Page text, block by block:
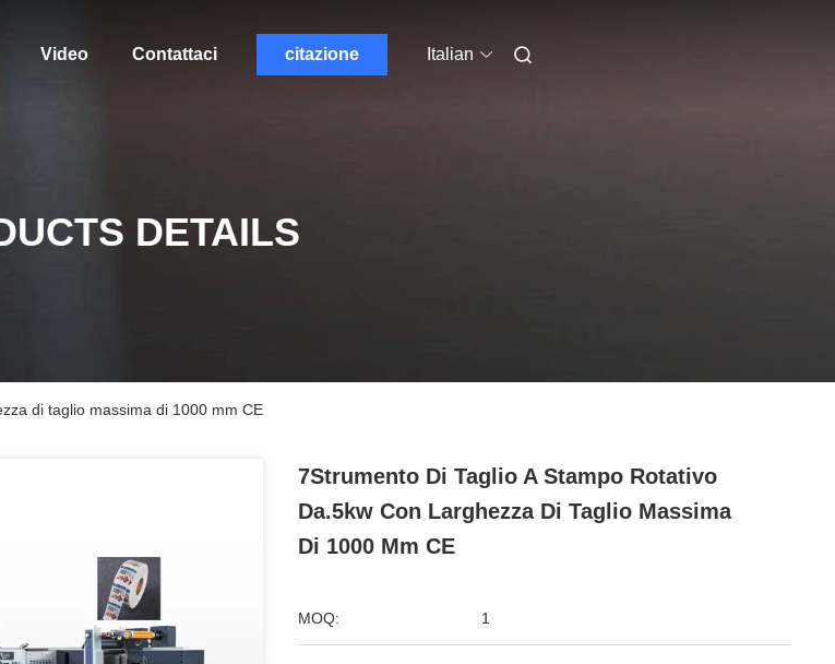
Video Contattaci citazione Italian
DETAILS
di taglio massima di 1000 mm CE
7Strumento Di Taglio A Stampo Rotativo
Da.5kw Con Larghezza Di Taglio Massima
Di 1000 Mm CE
MOQ: 1